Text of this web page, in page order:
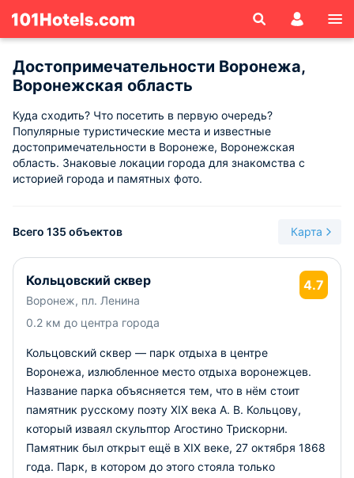
Достопримечательности Воронежа,
Воронежская область
Куда сходить? Что посетить в первую очередь?
Популярные туристические места и известные
достопримечательности в Воронеже, Воронежская
область. Знаковые локации города для знакомства с
историей города и памятных фото.
Всего 135 объектов Карта
Кольцовский сквер
Воронеж, пл. Ленина
0.2 км до центра города
4.7
Кольцовский сквер — парк отдыха в центре
Воронежа, излюбленное место отдыха воронежцев.
Название парка объясняется тем, что в нём стоит
памятник русскому поэту XIX века А. В. Кольцову,
который изваял скульптор Агостино Трискорни.
Памятник был открыт ещё в XIX веке, 27 октября 1868
года. Парк, в котором до этого стояла только